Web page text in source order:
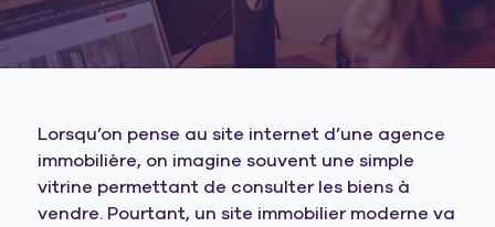
Lorsqu’on pense au site internet d’une agence
immobilière, on imagine souvent une simple
vitrine permettant de consulter les biens à
vendre. Pourtant, un site immobilier moderne va